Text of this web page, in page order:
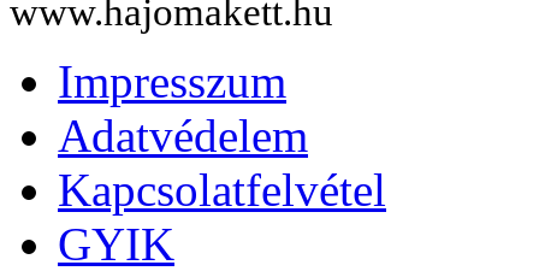
www.hajomakett.hu
Impresszum
Adatvédelem
Kapcsolatfelvétel
GYIK